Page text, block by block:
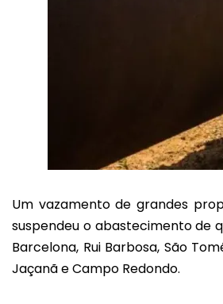
Um vazamento de grandes
suspendeu o abastecimento de
Barcelona, Rui Barbosa, São
Jaçanã e Campo Redondo.